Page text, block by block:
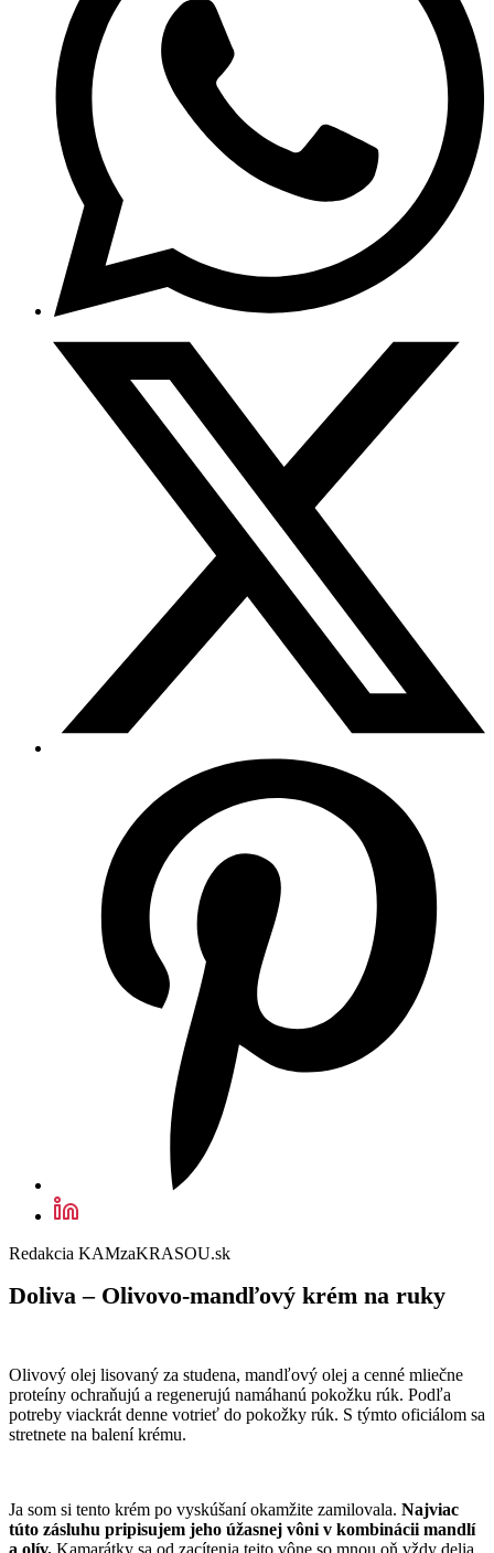
Redakcia KAMzaKRASOU.sk
Doliva – Olivovo-mandľový krém na ruky
Olivový olej lisovaný za studena, mandľový olej a cenné mliečne
proteíny ochraňujú a regenerujú namáhanú pokožku rúk. Podľa
potreby viackrát denne votrieť do pokožky rúk. S týmto oficiálom sa
stretnete na balení krému.
Ja som si tento krém po vyskúšaní okamžite zamilovala. Najviac
túto zásluhu pripisujem jeho úžasnej vôni v kombinácii mandlí